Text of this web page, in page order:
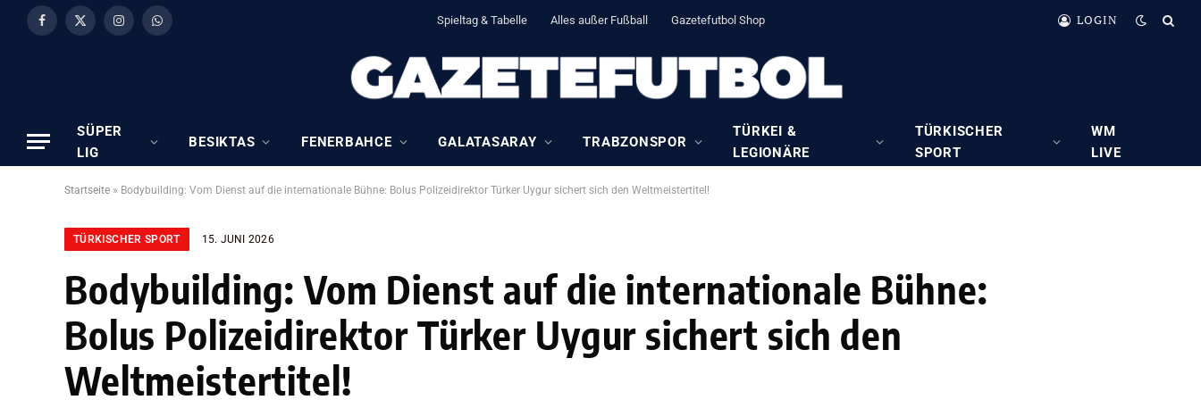
Facebook
X
InstagramWhatsApp Spieltag & Tabelle Alles außer Fußball Gazetefutbol Shop LOGIN
SÜPER
LIG
BESIKTAS FENERBAHCE GALATASARAY TRABZONSPOR
TÜRKEI &
LEGIONÄRE
TÜRKISCHER
SPORT
WM
LIVE
Startseite » Bodybuilding: Vom Dienst auf die internationale Bühne: Bolus Polizeidirektor Türker Uygur sichert sich den Weltmeistertitel!
TÜRKISCHER SPORT 15. JUNI 2026
Bodybuilding: Vom Dienst auf die internationale Bühne:
Bolus Polizeidirektor Türker Uygur sichert sich den
Weltmeistertitel!